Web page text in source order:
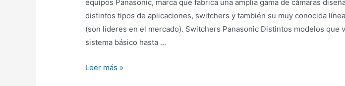
equipos Panasonic, marca que fabrica una amplia gama de cámaras
distintos tipos de aplicaciones, switchers y también su muy conocida
(son líderes en el mercado). Switchers Panasonic Distintos modelos que
sistema básico hasta …
Leer más »